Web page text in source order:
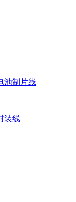
池制片线
装线